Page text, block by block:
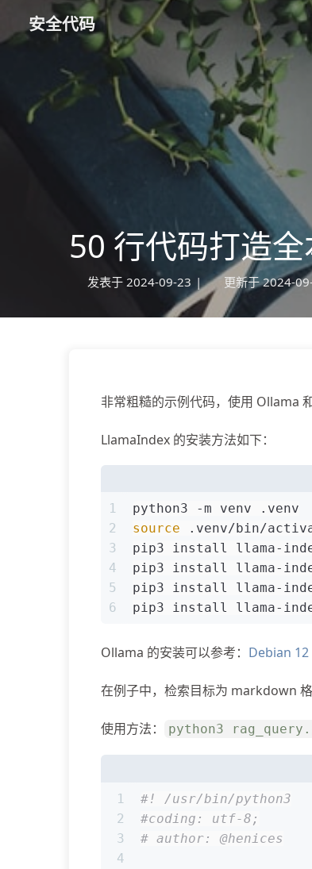
安全代码
50 行代码打造
发表于 2024-09-23 | 更新于 2024-
非常粗糙的示例代码，使用 Ollama
LlamaIndex 的安装方法如下：
1
2
3
4
5
6
python3 -m venv .venv
source .venv/bin/
pip3 install llama-
pip3 install llama-
pip3 install llama-
pip3 install llama-
Ollama 的安装可以参考： Debian
在例子中，检索目标为 markdown 格
使用方法： python3 rag_query.py
1
2
3
4
#! /usr/bin/python3
#coding: utf-8;
# author: @henices